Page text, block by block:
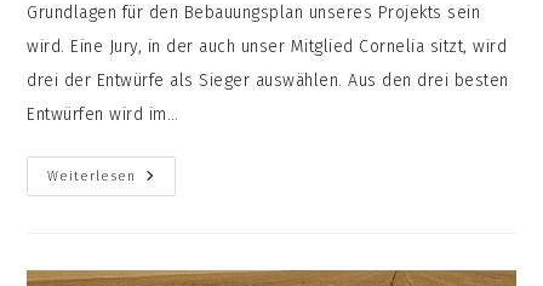
Grundlagen für den Bebauungsplan unseres Projekts sein
wird. Eine Jury, in der auch unser Mitglied Cornelia sitzt, wird
drei der Entwürfe als Sieger auswählen. Aus den drei besten
Entwürfen wird im…
Weiterlesen
Auftakt
Für